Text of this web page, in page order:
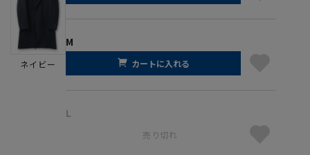
ネイビー
M
カートに入れる
L
売り切れ